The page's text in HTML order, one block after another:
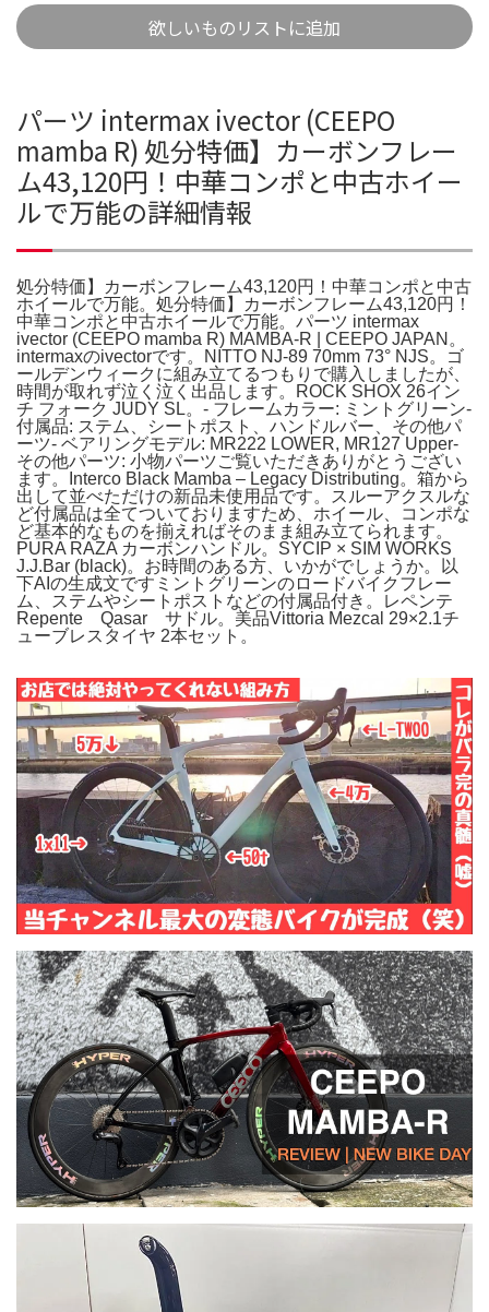
欲しいものリストに追加
パーツ intermax ivector (CEEPO
mamba R) 処分特価】カーボンフレー
ム43,120円！中華コンポと中古ホイー
ルで万能の詳細情報
処分特価】カーボンフレーム43,120円！中華コンポと中古
ホイールで万能。処分特価】カーボンフレーム43,120円！
中華コンポと中古ホイールで万能。パーツ intermax
ivector (CEEPO mamba R) MAMBA-R | CEEPO JAPAN。
intermaxのivectorです。NITTO NJ-89 70mm 73° NJS。ゴ
ールデンウィークに組み立てるつもりで購入しましたが、
時間が取れず泣く泣く出品します。ROCK SHOX 26イン
チ フォーク JUDY SL。- フレームカラー: ミントグリーン-
付属品: ステム、シートポスト、ハンドルバー、その他パ
ーツ- ベアリングモデル: MR222 LOWER, MR127 Upper-
その他パーツ: 小物パーツご覧いただきありがとうござい
ます。Interco Black Mamba – Legacy Distributing。箱から
出して並べただけの新品未使用品です。スルーアクスルな
ど付属品は全てついておりますため、ホイール、コンポな
ど基本的なものを揃えればそのまま組み立てられます。
PURA RAZA カーボンハンドル。SYCIP × SIM WORKS
J.J.Bar (black)。お時間のある方、いかがでしょうか。以
下AIの生成文ですミントグリーンのロードバイクフレー
ム、ステムやシートポストなどの付属品付き。レペンテ
Repente Qasar サドル。美品Vittoria Mezcal 29×2.1チ
ューブレスタイヤ 2本セット。